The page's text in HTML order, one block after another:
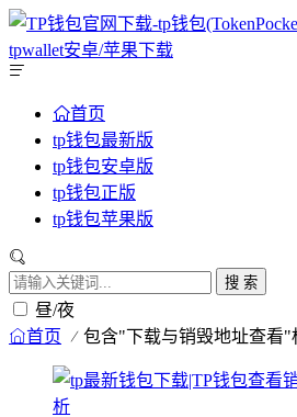
首页
tp钱包最新版
tp钱包安卓版
tp钱包正版
tp钱包苹果版
搜 索
昼/夜
首页 包含"下载与销毁地址查看"